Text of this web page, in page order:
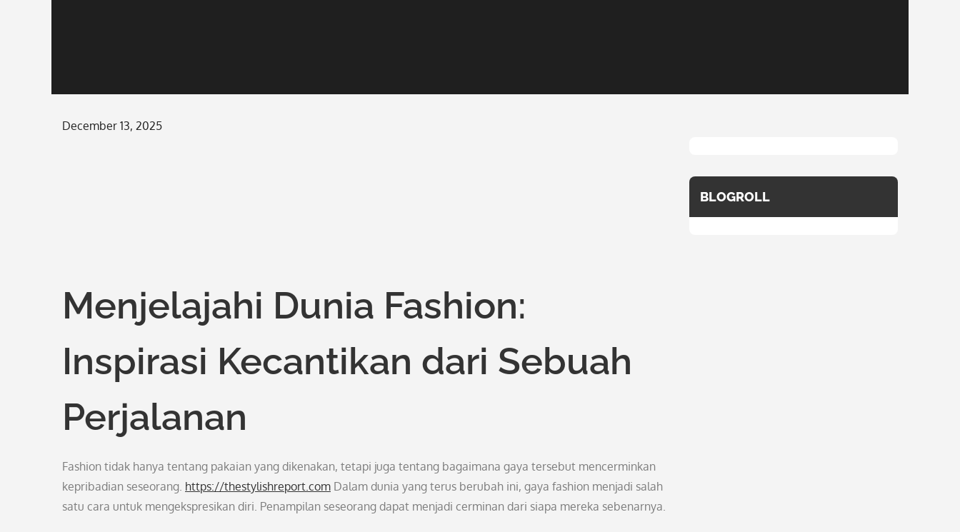
Posted
December 13, 2025
Menjelajahi Dunia Fashion:
Inspirasi Kecantikan dari Sebuah
Perjalanan
Fashion tidak hanya tentang pakaian yang dikenakan, tetapi juga tentang bagaimana gaya tersebut mencerminkan
kepribadian seseorang. https://thestylishreport.com Dalam dunia yang terus berubah ini, gaya fashion menjadi salah
satu cara untuk mengekspresikan diri. Penampilan seseorang dapat menjadi cerminan dari siapa mereka sebenarnya.
BLOGROLL